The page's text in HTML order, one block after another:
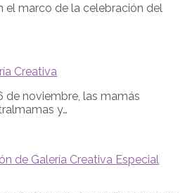
el marco de la celebración del
Creativa
de noviembre, las mamás
y…
de Galería Creativa Especial